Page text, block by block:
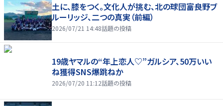
土に、膝をつく。文化人が挑む、北の球団――富良野ブ
ルーリッジ、二つの真実（前編）
2026/07/21 14:48話題の投稿
19歳ヤマルの“年上恋人♡”ガルシア、50万いい
ね獲得SNS爆跳ねか
2026/07/20 11:12話題の投稿